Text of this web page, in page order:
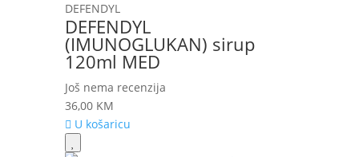
DEFENDYL
DEFENDYL
(IMUNOGLUKAN) sirup
120ml MED
Još nema recenzija
36,00 KM
U košaricu